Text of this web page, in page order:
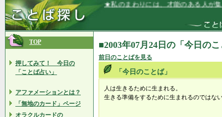
★私のまわりには、才能のある人が集
TOP
押してみて！ 今日の
「ことば占い」
アファメーションとは？
「無地のカード」ページ
オラクルカードの
■2003年07月24日の「今日の
前日のことばを見る
「今日のことば」
人は生きるために生まれる。
生きる準備をするために生まれるのではな